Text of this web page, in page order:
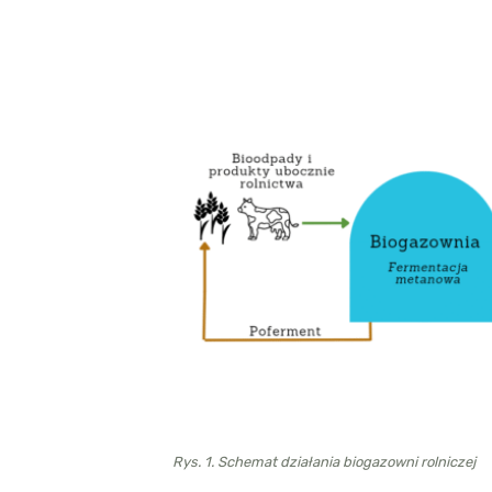
Rys. 1. Schemat działania biogazowni rolniczej